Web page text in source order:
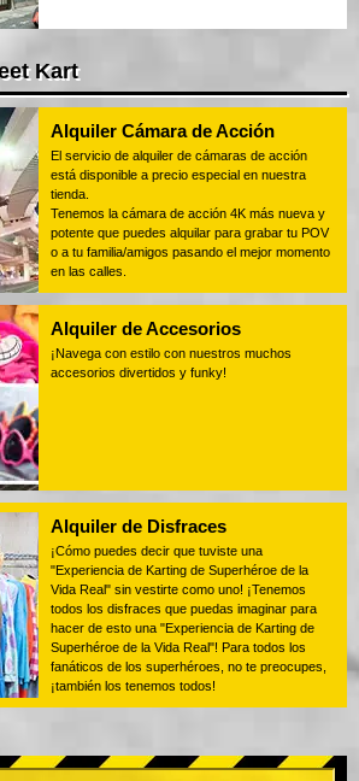
Kart
Alquiler Cámara de Acción
El servicio de alquiler de cámaras de acción
está disponible a precio especial en nuestra
tienda.
Tenemos la cámara de acción 4K más nueva y
potente que puedes alquilar para grabar tu POV
o a tu familia/amigos pasando el mejor momento
en las calles.
Alquiler de Accesorios
¡Navega con estilo con nuestros muchos
accesorios divertidos y funky!
Alquiler de Disfraces
¡Cómo puedes decir que tuviste una
"Experiencia de Karting de Superhéroe de la
Vida Real" sin vestirte como uno! ¡Tenemos
todos los disfraces que puedas imaginar para
hacer de esto una "Experiencia de Karting de
Superhéroe de la Vida Real"! Para todos los
fanáticos de los superhéroes, no te preocupes,
¡también los tenemos todos!